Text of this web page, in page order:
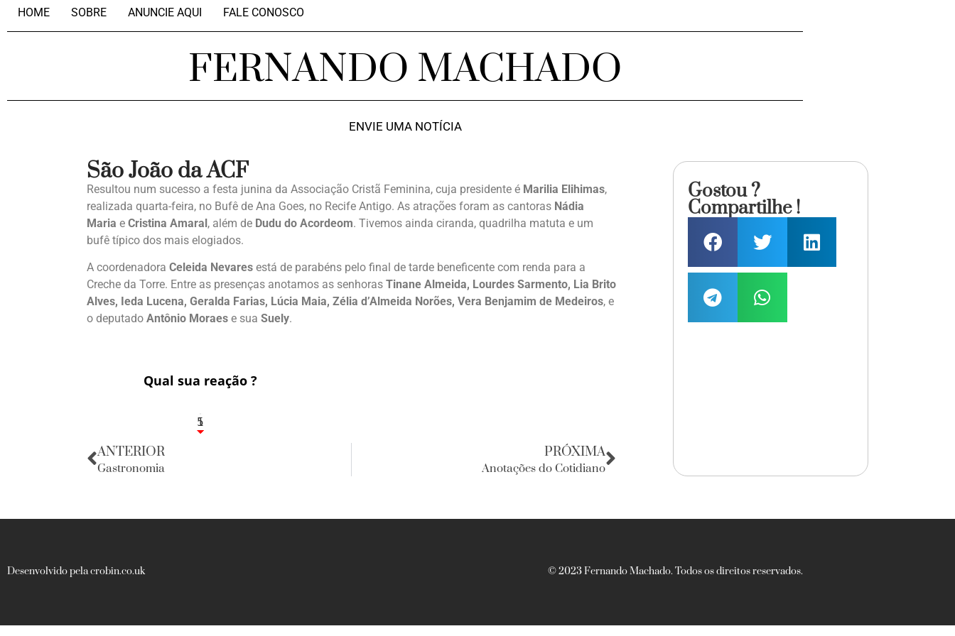
HOME SOBRE ANUNCIE AQUI FALE CONOSCO
FERNANDO MACHADO
ENVIE UMA NOTÍCIA
São João da ACF
Resultou num sucesso a festa junina da Associação Cristã Feminina, cuja presidente é Marilia Elihimas,
realizada quarta-feira, no Bufê de Ana Goes, no Recife Antigo. As atrações foram as cantoras Nádia
Maria e Cristina Amaral, além de Dudu do Acordeom. Tivemos ainda ciranda, quadrilha matuta e um
bufê típico dos mais elogiados.
A coordenadora Celeida Nevares está de parabéns pelo final de tarde beneficente com renda para a
Creche da Torre. Entre as presenças anotamos as senhoras Tinane Almeida, Lourdes Sarmento, Lia Brito
Alves, Ieda Lucena, Geralda Farias, Lúcia Maia, Zélia d’Almeida Norões, Vera Benjamim de Medeiros, e
o deputado Antônio Moraes e sua Suely.
Qual sua reação ?
1
5
ANTERIOR
Gastronomia
PRÓXIMA
Anotações do Cotidiano
Gostou ?
Compartilhe !
Desenvolvido pela crobin.co.uk © 2023 Fernando Machado. Todos os direitos reservados.